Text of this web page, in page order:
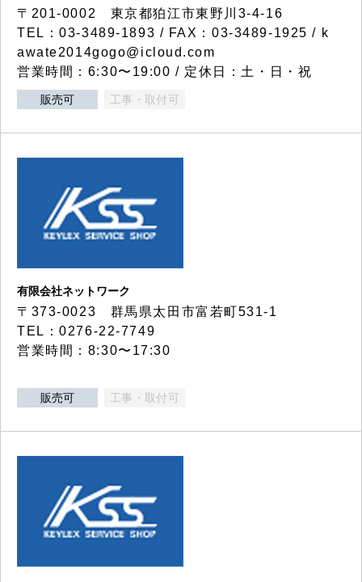
〒201-0002 東京都狛江市東野川3-4-16
TEL：03-3489-1893 / FAX：03-3489-1925 / k
awate2014gogo@icloud.com
営業時間：6:30〜19:00 / 定休日：土・日・祝
販売可 工事・取付可
有限会社ネットワーク
〒373-0023 群馬県太田市富若町531-1
TEL：0276-22-7749
営業時間：8:30〜17:30
販売可 工事・取付可